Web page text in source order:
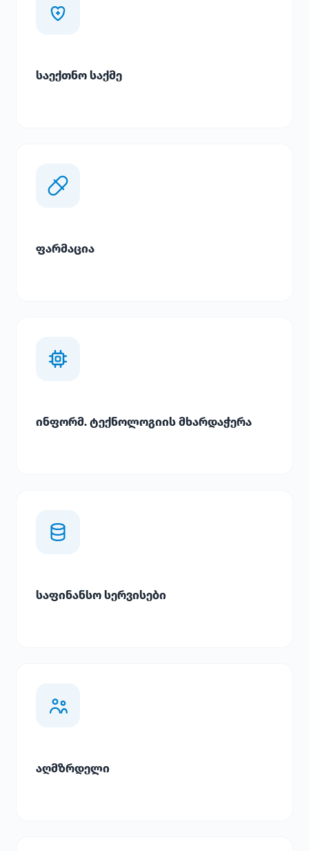
საექთნო საქმე
ფარმაცია
ინფორმ. ტექნოლოგიის მხარდაჭერა
საფინანსო სერვისები
აღმზრდელი